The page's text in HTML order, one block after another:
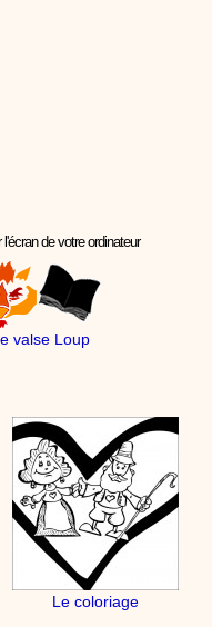
de votre ordinateur
valse Loup
Le coloriage